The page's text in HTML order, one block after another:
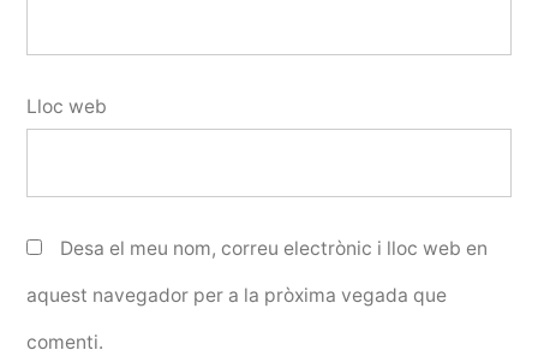
Lloc web
Desa el meu nom, correu electrònic i lloc web en
aquest navegador per a la pròxima vegada que
comenti.